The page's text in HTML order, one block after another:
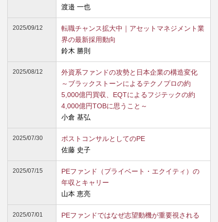
渡邉 一也
2025/09/12
転職チャンス拡大中｜アセットマネジメント業
界の最新採用動向
鈴木 勝則
2025/08/12
外資系ファンドの攻勢と日本企業の構造変化
～ブラックストーンによるテクノプロの約
5,000億円買収、EQTによるフジテックの約
4,000億円TOBに思うこと～
小倉 基弘
2025/07/30
ポストコンサルとしてのPE
佐藤 史子
2025/07/15
PEファンド（プライベート・エクイティ）の
年収とキャリー
山本 恵亮
2025/07/01
PEファンドではなぜ志望動機が重要視される